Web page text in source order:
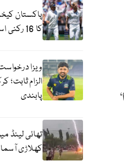
پاکستان
کا 16 رکنی اسکواڈ سامنے آ گیا
ویزا
پابندی
تھائی لینڈ
کھلاڑی